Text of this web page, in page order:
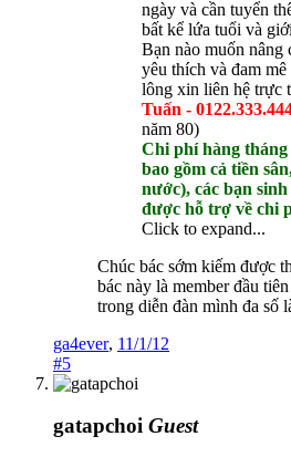
ngày và cần tuyển
bất kể lứa tuổi và
Bạn nào muốn nâng
yêu thích và đam mê
lông xin liên hệ trực
Tuấn -
năm 80)
Chi phí hàng tháng
bao gồm cả tiền
nước), các bạn
được hỗ trợ về chi
Click to expand...
Chúc bác sớm kiếm được
bác này là member đầu
trong diễn đàn mình đa số
ga4ever, 11/1/12
#5
gatapchoi Guest